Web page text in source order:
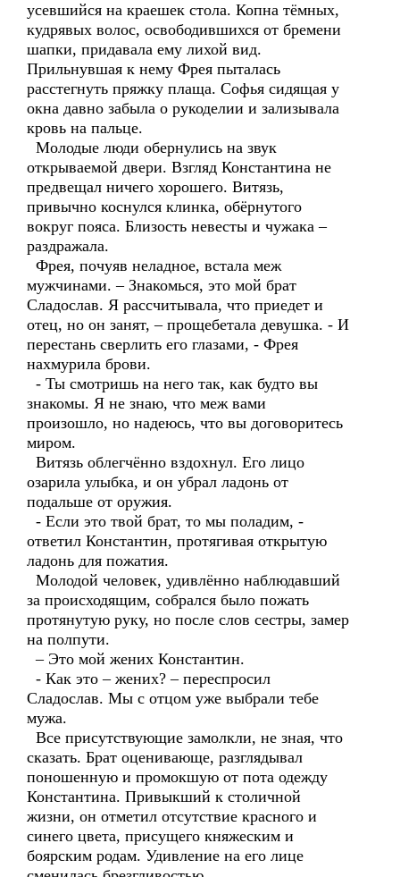
усевшийся на краешек стола. Копна тёмных,
кудрявых волос, освободившихся от бремени
шапки, придавала ему лихой вид.
Прильнувшая к нему Фрея пыталась
расстегнуть пряжку плаща. Софья сидящая у
окна давно забыла о рукоделии и зализывала
кровь на пальце.
Молодые люди обернулись на звук
открываемой двери. Взгляд Константина не
предвещал ничего хорошего. Витязь,
привычно коснулся клинка, обёрнутого
вокруг пояса. Близость невесты и чужака –
раздражала.
Фрея, почуяв неладное, встала меж
мужчинами. – Знакомься, это мой брат
Сладослав. Я рассчитывала, что приедет и
отец, но он занят, – прощебетала девушка. - И
перестань сверлить его глазами, - Фрея
нахмурила брови.
- Ты смотришь на него так, как будто вы
знакомы. Я не знаю, что меж вами
произошло, но надеюсь, что вы договоритесь
миром.
Витязь облегчённо вздохнул. Его лицо
озарила улыбка, и он убрал ладонь от
подальше от оружия.
- Если это твой брат, то мы поладим, -
ответил Константин, протягивая открытую
ладонь для пожатия.
Молодой человек, удивлённо наблюдавший
за происходящим, собрался было пожать
протянутую руку, но после слов сестры, замер
на полпути.
– Это мой жених Константин.
- Как это – жених? – переспросил
Сладослав. Мы с отцом уже выбрали тебе
мужа.
Все присутствующие замолкли, не зная, что
сказать. Брат оценивающе, разглядывал
поношенную и промокшую от пота одежду
Константина. Привыкший к столичной
жизни, он отметил отсутствие красного и
синего цвета, присущего княжеским и
боярским родам. Удивление на его лице